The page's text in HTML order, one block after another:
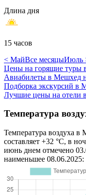
Длина дня
15 часов
< МайВсе месяцыИюль
Цены на горящие туры
Авиабилеты в Мешхед
Подборка экскурсий в
Лучшие цены на отели
Температура
Температура воздуха
составляет +32 °C, в
июнь днем отмечено
наименьшее 08.06.2025: